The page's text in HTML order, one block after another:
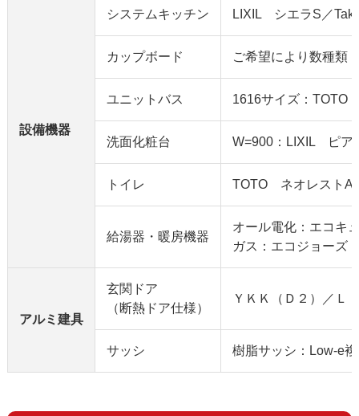
設備機器
システムキッチン LIXIL シエラS／
カップボード ご希望により数種類
ユニットバス 1616サイズ：
洗面化粧台 W=900：LIXIL ピア
トイレ TOTO ネオレスト
給湯器・暖房機器
オール電化：エコキ
ガス：エコジョーズ
アルミ建具
玄関ドア
（断熱ドア仕様）
ＹＫＫ（Ｄ２）／Ｌ
サッシ 樹脂サッシ：Low-e